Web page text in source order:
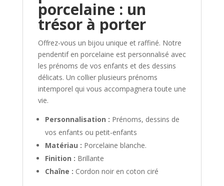
porcelaine : un
trésor à porter
Offrez-vous un bijou unique et raffiné. Notre
pendentif en porcelaine est personnalisé avec
les prénoms de vos enfants et des dessins
délicats. Un collier plusieurs prénoms
intemporel qui vous accompagnera toute une
vie.
Personnalisation : Prénoms, dessins de
vos enfants ou petit-enfants
Matériau : Porcelaine blanche.
Finition : Brillante
Chaîne : Cordon noir en coton ciré